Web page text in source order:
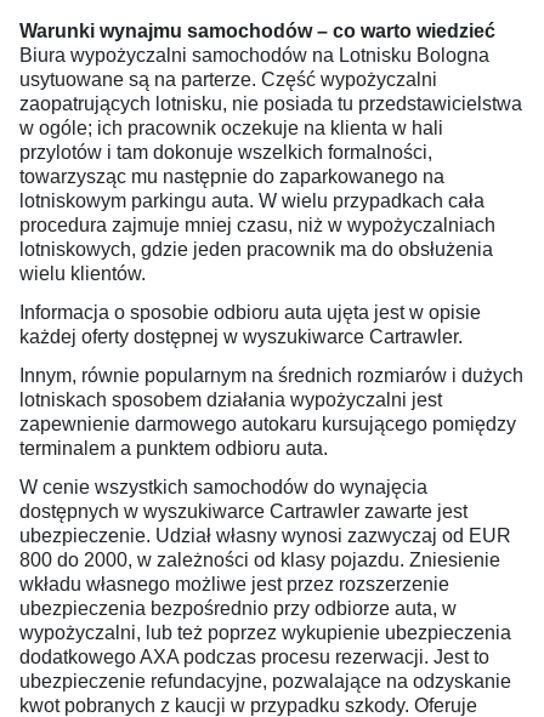
Warunki wynajmu samochodów – co warto wiedzieć
Biura wypożyczalni samochodów na Lotnisku Bologna
usytuowane są na parterze. Część wypożyczalni
zaopatrujących lotnisku, nie posiada tu przedstawicielstwa
w ogóle; ich pracownik oczekuje na klienta w hali
przylotów i tam dokonuje wszelkich formalności,
towarzysząc mu następnie do zaparkowanego na
lotniskowym parkingu auta. W wielu przypadkach cała
procedura zajmuje mniej czasu, niż w wypożyczalniach
lotniskowych, gdzie jeden pracownik ma do obsłużenia
wielu klientów.
Informacja o sposobie odbioru auta ujęta jest w opisie
każdej oferty dostępnej w wyszukiwarce Cartrawler.
Innym, równie popularnym na średnich rozmiarów i dużych
lotniskach sposobem działania wypożyczalni jest
zapewnienie darmowego autokaru kursującego pomiędzy
terminalem a punktem odbioru auta.
W cenie wszystkich samochodów do wynajęcia
dostępnych w wyszukiwarce Cartrawler zawarte jest
ubezpieczenie. Udział własny wynosi zazwyczaj od EUR
800 do 2000, w zależności od klasy pojazdu. Zniesienie
wkładu własnego możliwe jest przez rozszerzenie
ubezpieczenia bezpośrednio przy odbiorze auta, w
wypożyczalni, lub też poprzez wykupienie ubezpieczenia
dodatkowego AXA podczas procesu rezerwacji. Jest to
ubezpieczenie refundacyjne, pozwalające na odzyskanie
kwot pobranych z kaucji w przypadku szkody. Oferuje